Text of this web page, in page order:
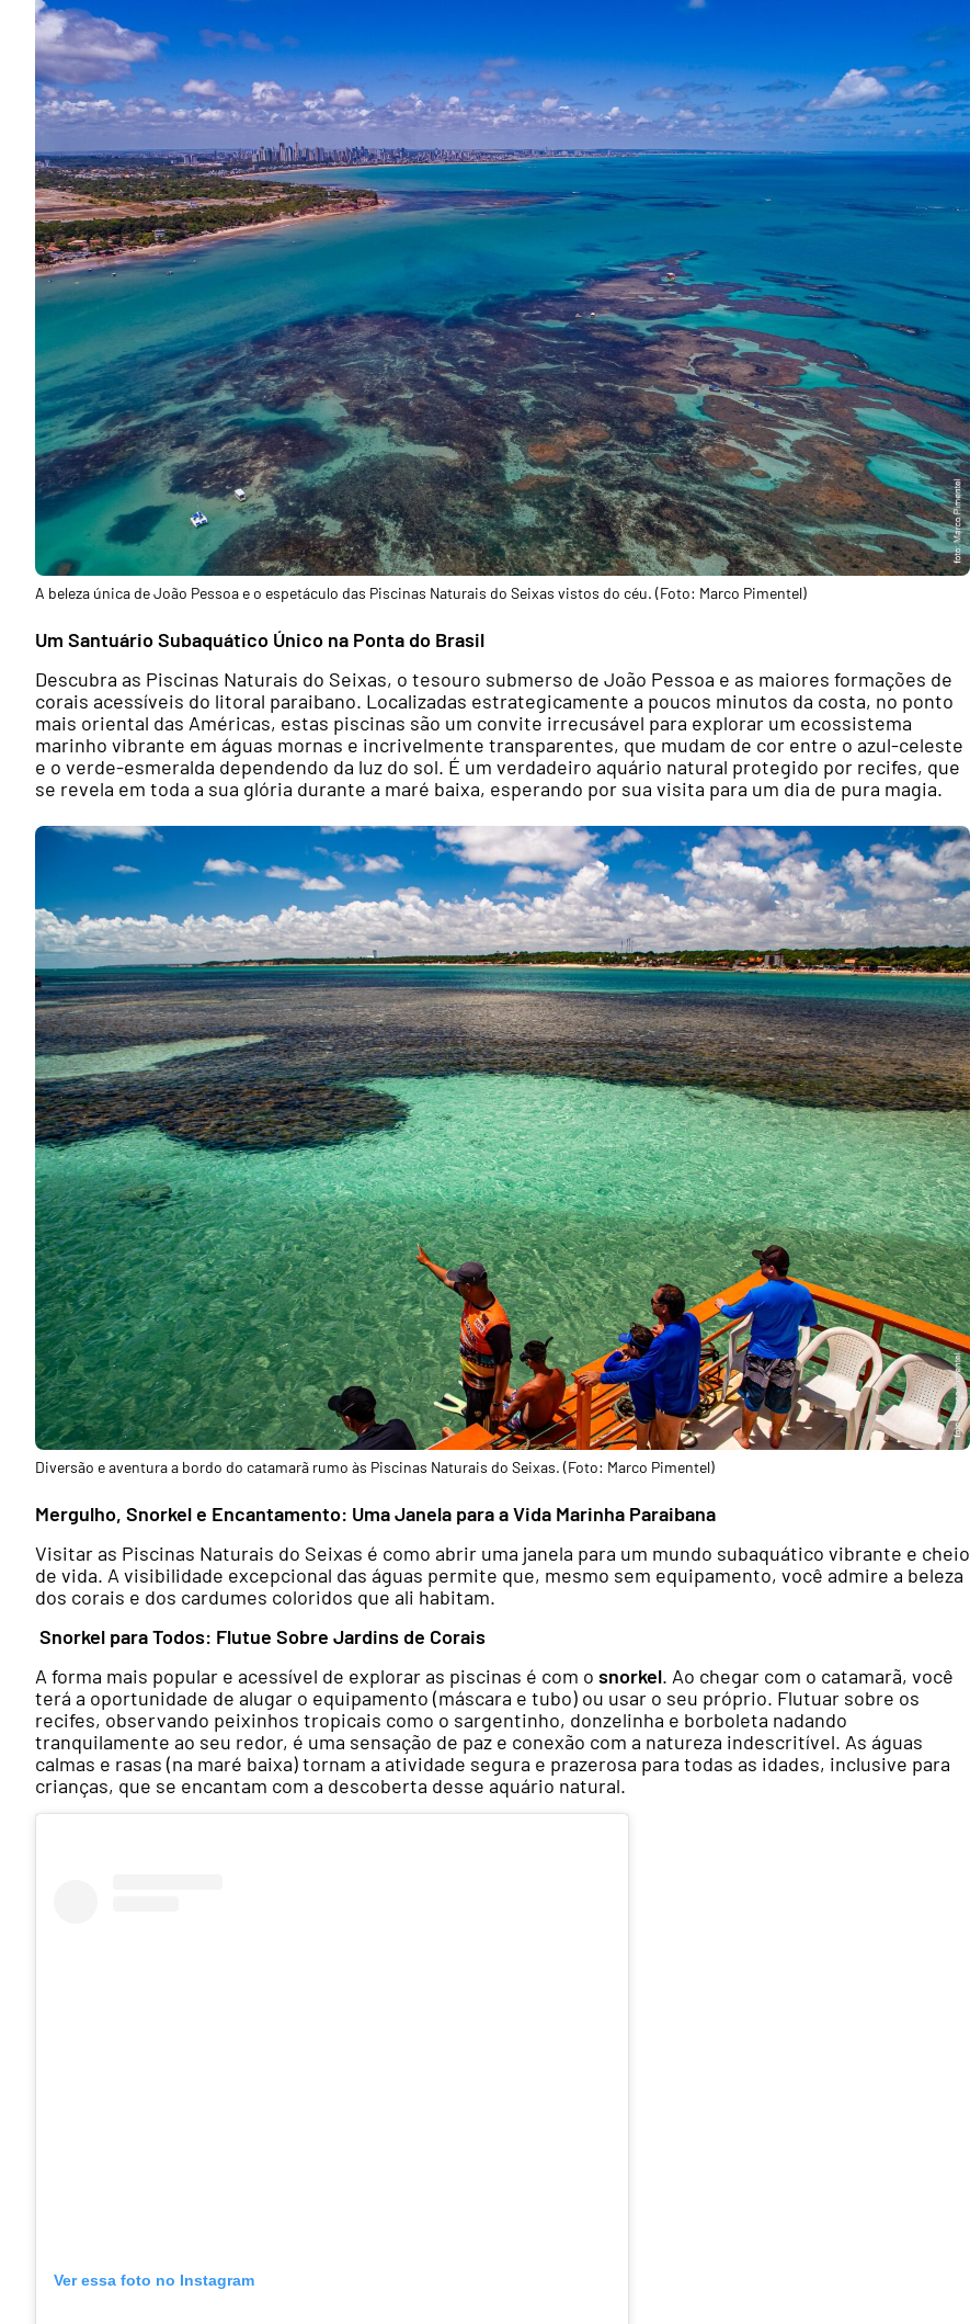
A beleza única de João Pessoa e o espetáculo das Piscinas Naturais do Seixas vistos do céu. (Foto: Marco Pimentel)
Um Santuário Subaquático Único na Ponta do Brasil
Descubra as Piscinas Naturais do Seixas, o tesouro submerso de João Pessoa e as maiores formações de
corais acessíveis do litoral paraibano. Localizadas estrategicamente a poucos minutos da costa, no ponto
mais oriental das Américas, estas piscinas são um convite irrecusável para explorar um ecossistema
marinho vibrante em águas mornas e incrivelmente transparentes, que mudam de cor entre o azul-celeste
e o verde-esmeralda dependendo da luz do sol. É um verdadeiro aquário natural protegido por recifes, que
se revela em toda a sua glória durante a maré baixa, esperando por sua visita para um dia de pura magia.
Diversão e aventura a bordo do catamarã rumo às Piscinas Naturais do Seixas. (Foto: Marco Pimentel)
Mergulho, Snorkel e Encantamento: Uma Janela para a Vida Marinha Paraibana
Visitar as Piscinas Naturais do Seixas é como abrir uma janela para um mundo subaquático vibrante e cheio
de vida. A visibilidade excepcional das águas permite que, mesmo sem equipamento, você admire a beleza
dos corais e dos cardumes coloridos que ali habitam.
Snorkel para Todos: Flutue Sobre Jardins de Corais
A forma mais popular e acessível de explorar as piscinas é com o snorkel. Ao chegar com o catamarã, você
terá a oportunidade de alugar o equipamento (máscara e tubo) ou usar o seu próprio. Flutuar sobre os
recifes, observando peixinhos tropicais como o sargentinho, donzelinha e borboleta nadando
tranquilamente ao seu redor, é uma sensação de paz e conexão com a natureza indescritível. As águas
calmas e rasas (na maré baixa) tornam a atividade segura e prazerosa para todas as idades, inclusive para
crianças, que se encantam com a descoberta desse aquário natural.
Ver essa foto no Instagram